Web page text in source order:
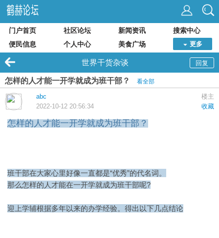
门户首页 社区论坛 新闻资讯
搜索中心
便民信息
个人中心 美食广场 更多
回复
世界干货杂谈
怎样的人才能一开学就成为班干部？ 看全部
楼主
abc
收藏
2022-10-12 20:56:34
怎样的人才能一开学就成为班干部？
班干部在大家心里好像一直都是“优秀”的代名词。
那么怎样的人才能在一开学就成为班干部呢?
迎上学辅根据多年以来的办学经验。得出以下几点结论